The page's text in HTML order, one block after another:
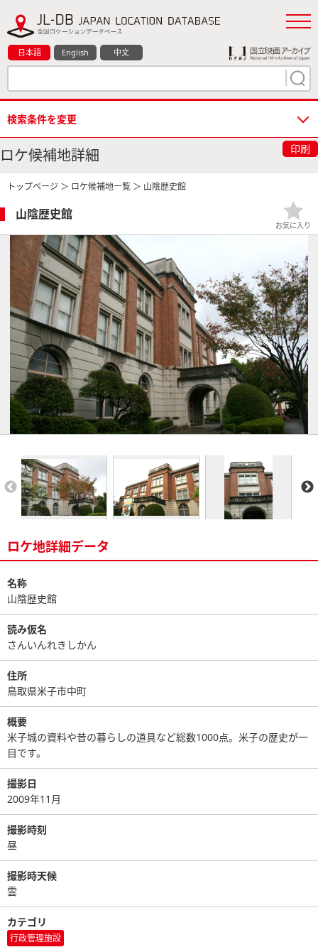
日本語 English 中文
検索条件を変更
ロケ候補地詳細 印刷
トップページ ＞ ロケ候補地一覧 ＞ 山陰歴史館
山陰歴史館
お気に入り
ロケ地詳細データ
名称
山陰歴史館
読み仮名
さんいんれきしかん
住所
鳥取県米子市中町
概要
米子城の資料や昔の暮らしの道具など総数1000点。米子の歴史が一
目です。
撮影日
2009年11月
撮影時刻
昼
撮影時天候
雲
カテゴリ
行政管理施設